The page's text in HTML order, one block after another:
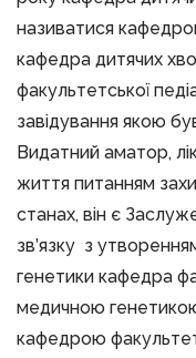
називатися
кафедра дитячих
факультетської
завідування якою
Видатний аматор,
життя питанням
станах, він є
зв’язку з
генетики кафедра
медичною
кафедрою